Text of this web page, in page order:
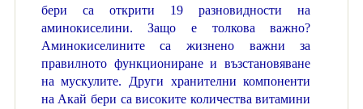
бери са открити 19 разновидности на
аминокиселини. Защо е толкова важно?
Аминокиселините са жизнено важни за
правилното функциониране и възстановяване
на мускулите. Други хранителни компоненти
на Акай бери са високите количества витамини